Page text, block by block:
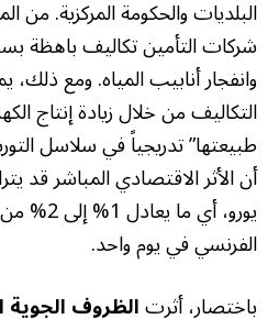
البلديات والحكومة المركزية. من
شركات التأمين تكاليف باهظة
وانفجار أنابيب المياه. ومع
التكاليف من خلال زيادة إنتاج
طبيعتها” تدريجياً في سلاسل
يورو، أي
الفرنسي في يوم واحد.
باختصار، أثرتالظروف الجوية